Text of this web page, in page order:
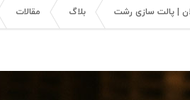
| پالت سازی رشت بلاگ مقالات